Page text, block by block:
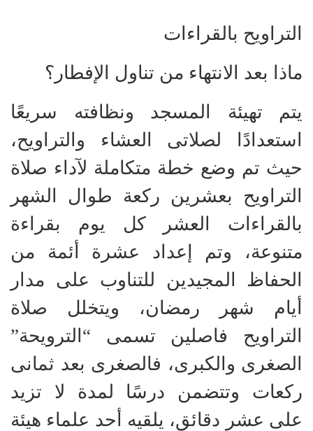
التراويح بالقراءات
ماذا بعد الانتهاء من تناول الإفطار؟
يتم تهيئة المسجد ونظافته سريعًا
استعدادًا لصلاتى العشاء والتراويح،
حيث تم وضع خطة متكاملة لآداء صلاة
التراويح بعشرين ركعة طوال الشهر
بالقراءات العشر كل يوم بقراءة
متنوعة، وتم إعداد عشرة أئمة من
الحفاظ المجيدين للتناوب على مدار
أيام شهر رمضان، ويتخلل صلاة
التراويح فاصلين تسمى “الترويحة”
الصغرى والكبرى، فالصغرى بعد ثمانى
ركعات وتتضمن درسًا لمدة لا تزيد
على عشر دقائق، يلقيه أحد علماء هيئة